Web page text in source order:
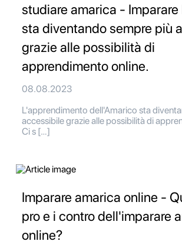
studiare amarica -
sta diventando sempre più
grazie alle possibilità di
apprendimento online.
08.08.2023
L'apprendimento dell'Amarico sta
accessibile grazie alle possibilità di
Ci s […]
Imparare amarica online -
pro e i contro dell'imparare
online?